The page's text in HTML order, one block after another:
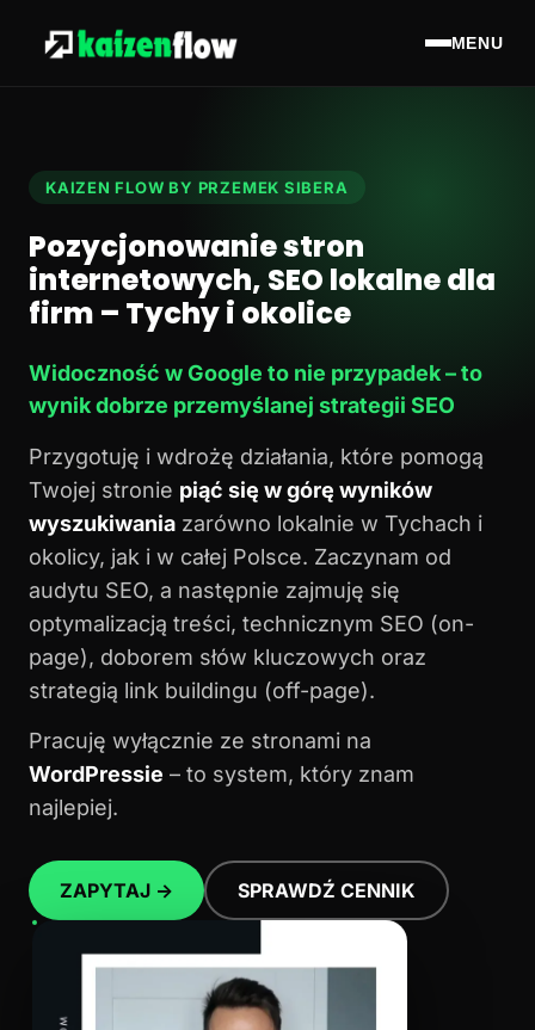
MENU
KAIZEN FLOW BY PRZEMEK SIBERA
Pozycjonowanie stron
internetowych, SEO lokalne dla
firm – Tychy i okolice
Widoczność w Google to nie przypadek – to
wynik dobrze przemyślanej strategii SEO
Przygotuję i wdrożę działania, które pomogą
Twojej stronie piąć się w górę wyników
wyszukiwania zarówno lokalnie w Tychach i
okolicy, jak i w całej Polsce. Zaczynam od
audytu SEO, a następnie zajmuję się
optymalizacją treści, technicznym SEO (on-
page), doborem słów kluczowych oraz
strategią link buildingu (off-page).
Pracuję wyłącznie ze stronami na
WordPressie – to system, który znam
najlepiej.
ZAPYTAJ → SPRAWDŹ CENNIK